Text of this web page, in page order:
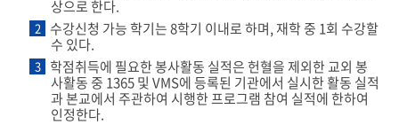
상으로 한다.
2 수강신청 가능 학기는 8학기 이내로 하며, 재학 중 1회 수강할
수 있다.
3 학점취득에 필요한 봉사활동 실적은 헌혈을 제외한 교외 봉
사활동 중 1365 및 VMS에 등록된 기관에서 실시한 활동 실적
과 본교에서 주관하여 시행한 프로그램 참여 실적에 한하여
인정한다.